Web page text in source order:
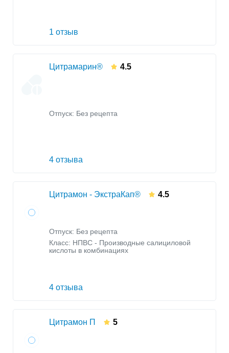
1 отзыв
Цитрамарин® 4.5
Отпуск: Без рецепта
4 отзыва
Цитрамон - ЭкстраКап® 4.5
Отпуск: Без рецепта
Класс: НПВС - Производные салициловой
кислоты в комбинациях
4 отзыва
Цитрамон П 5